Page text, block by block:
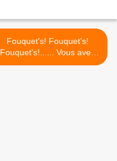
Fouquet's! Fouquet's!
Fouquet's!...... Vous avez
dit : Laurent?........ >